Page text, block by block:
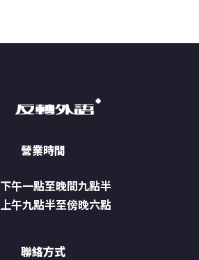
營業時間
下午一點至晚間九點半
上午九點半至傍晚六點
聯絡方式